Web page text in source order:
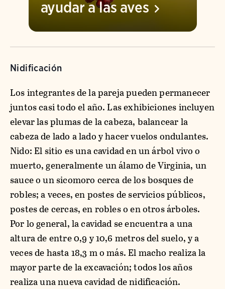
ayudar a las aves
Nidificación
Los integrantes de la pareja pueden permanecer
juntos casi todo el año. Las exhibiciones incluyen
elevar las plumas de la cabeza, balancear la
cabeza de lado a lado y hacer vuelos ondulantes.
Nido: El sitio es una cavidad en un árbol vivo o
muerto, generalmente un álamo de Virginia, un
sauce o un sicomoro cerca de los bosques de
robles; a veces, en postes de servicios públicos,
postes de cercas, en robles o en otros árboles.
Por lo general, la cavidad se encuentra a una
altura de entre 0,9 y 10,6 metros del suelo, y a
veces de hasta 18,3 m o más. El macho realiza la
mayor parte de la excavación; todos los años
realiza una nueva cavidad de nidificación.